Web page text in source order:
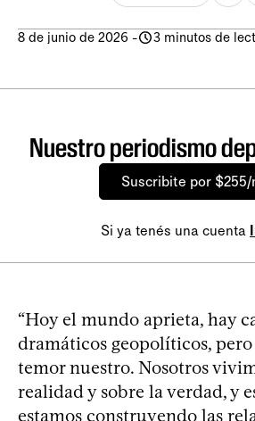
8 de junio de 2026 - 3 minutos de
Nuestro periodismo
Suscribite por $255/
Si ya tenés una cuenta
“Hoy el mundo aprieta, hay
dramáticos geopolíticos, pero
temor nuestro. Nosotros
realidad y sobre la verdad, y
estamos construyendo las